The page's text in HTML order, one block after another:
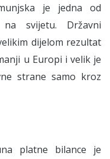
je jedna od
na svijetu. Državni
dijelom rezultat
u Europi i velik je
strane samo kroz
platne bilance je